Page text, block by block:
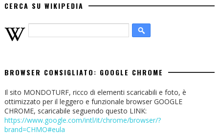
CERCA SU WIKIPEDIA
BROWSER CONSIGLIATO: GOOGLE CHROME
Il sito MONDOTURF, ricco di elementi scaricabili e foto, è
ottimizzato per il leggero e funzionale browser GOOGLE
CHROME, scaricabile seguendo questo LINK:
https://www.google.com/intl/it/chrome/browser/?
brand=CHMO#eula